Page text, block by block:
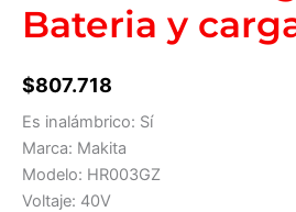
Bateria y
$807.718
Es inalámbrico: Sí
Marca: Makita
Modelo: HR003GZ
Voltaje: 40V